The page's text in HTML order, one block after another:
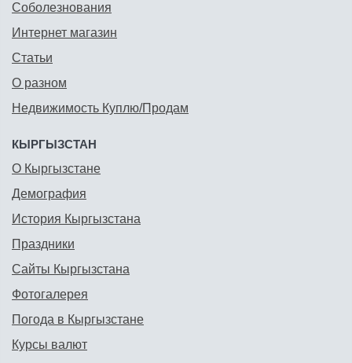
Соболезнования
Интернет магазин
Статьи
О разном
Недвижимость Куплю/Продам
КЫРГЫЗСТАН
О Кыргызстане
Демография
История Кыргызстана
Праздники
Сайты Кыргызстана
Фотогалерея
Погода в Кыргызстане
Курсы валют